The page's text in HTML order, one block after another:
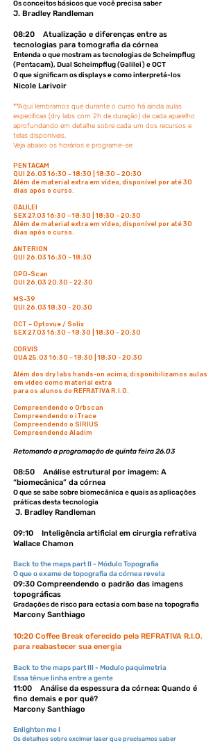
Os conceitos básicos que você precisa saber
J. Bradley Randleman
08:20 Atualização e diferenças entre as
tecnologias para tomografia da córnea
Entenda o que mostram as tecnologias de Scheimpflug
(Pentacam), Dual Scheimpflug (Galilei) e OCT
O que significam os displays e como interpretá-los
Nicole Larivoir
**Aqui lembramos que durante o curso há ainda aulas
especificas (dry labs com 2h de duração) de cada aparelho
aprofundando em detalhe sobre cada um dos recursos e
telas disponíveis.
Veja abaixo os horários e programe-se:
PENTACAM
QUI 26.03 16:30 – 18:30 | 18:30 – 20:30
Além de material extra em vídeo, disponível por até 30
dias após o curso.
GALILEI
SEX 27.03 16:30 – 18:30 | 18:30 – 20:30
Além de material extra em vídeo, disponível por até 30
dias após o curso.
ANTERION
QUI 26.03 16:30 – 18:30
OPD-Scan
QUI 26.03 20:30 - 22:30
MS-39
QUI 26.03 18:30 - 20:30
OCT – Optovue / Solix
SEX 27.03 16:30 – 18:30 | 18:30 – 20:30
CORVIS
QUA 25.03 16:30 – 18:30 | 18:30 - 20:30
Além dos dry labs hands-on acima, disponibilizamos aulas
em vídeo como material extra
para os alunos do REFRATIVA R.I.O.
Compreendendo o Orbscan
Compreendendo o iTrace
Compreendendo o SIRIUS
Compreendendo Aladim
Retomando a programação de quinta feira 26.03
08:50 Análise estrutural por imagem: A
“biomecânica” da córnea
O que se sabe sobre biomecânica e quais as aplicações
práticas desta tecnologia
J. Bradley Randleman
09:10 Inteligência artificial em cirurgia refrativa
Wallace Chamon
Back to the maps part II - Módulo Topografia
O que o exame de topografia da córnea revela
09:30 Compreendendo o padrão das imagens
topográficas
Gradações de risco para ectasia com base na topografia
Marcony Santhiago
10:20 Coffee Break oferecido pela REFRATIVA R.I.O.
para reabastecer sua energia
Back to the maps part III - Modulo paquimetria
Essa tênuelinha entre a gente
11:00 Análise da espessura da córnea: Quando é
fino demais e por quê?
Marcony Santhiago
Enlighten me I
Os detalhes sobre excimer laser que precisamos saber